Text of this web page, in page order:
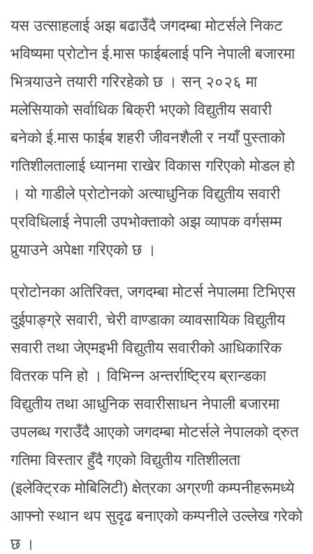
यस उत्साहलाई अझ बढाउँदै जगदम्बा मोटर्सले निकट
भविष्यमा प्रोटोन ई.मास फाईबलाई पनि नेपाली बजारमा
भित्र्याउने तयारी गरिरहेको छ । सन् २०२६ मा
मलेसियाको सर्वाधिक बिक्री भएको विद्युतीय सवारी
बनेको ई.मास फाईब शहरी जीवनशैली र नयाँ पुस्ताको
गतिशीलतालाई ध्यानमा राखेर विकास गरिएको मोडल हो
। यो गाडीले प्रोटोनको अत्याधुनिक विद्युतीय सवारी
प्रविधिलाई नेपाली उपभोक्ताको अझ व्यापक वर्गसम्म
पुर्‍याउने अपेक्षा गरिएको छ ।
प्रोटोनका अतिरिक्त, जगदम्बा मोटर्स नेपालमा टिभिएस
दुईपाङ्ग्रे सवारी, चेरी वाण्डाका व्यावसायिक विद्युतीय
सवारी तथा जेएमइभी विद्युतीय सवारीको आधिकारिक
वितरक पनि हो । विभिन्न अन्तर्राष्ट्रिय ब्रान्डका
विद्युतीय तथा आधुनिक सवारीसाधन नेपाली बजारमा
उपलब्ध गराउँदै आएको जगदम्बा मोटर्सले नेपालको द्रुत
गतिमा विस्तार हुँदै गएको विद्युतीय गतिशीलता
(इलेक्ट्रिक मोबिलिटी) क्षेत्रका अग्रणी कम्पनीहरूमध्ये
आफ्नो स्थान थप सुदृढ बनाएको कम्पनीले उल्लेख गरेको
छ ।